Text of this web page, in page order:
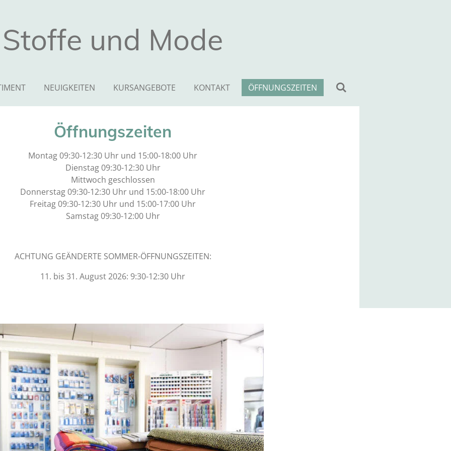
Stoffe und Mode
NEUIGKEITEN KURSANGEBOTE KONTAKT ÖFFNUNGSZEITEN
Öffnungszeiten
Montag 09:30-12:30 Uhr und 15:00-18:00 Uhr
Dienstag 09:30-12:30 Uhr
Mittwoch geschlossen
Donnerstag 09:30-12:30 Uhr und 15:00-18:00 Uhr
Freitag 09:30-12:30 Uhr und 15:00-17:00 Uhr
Samstag 09:30-12:00 Uhr
ACHTUNG GEÄNDERTE SOMMER-ÖFFNUNGSZEITEN:
11. bis 31. August 2026: 9:30-12:30 Uhr